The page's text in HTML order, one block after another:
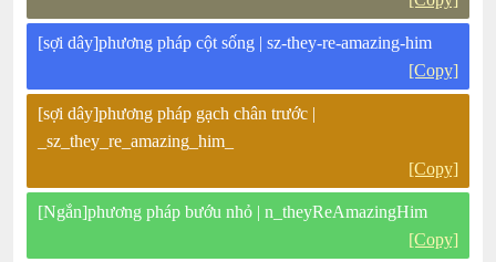
[sợi dây]phương pháp cột sống | sz-they-re-amazing-him
[Copy]
[sợi dây]phương pháp gạch chân trước |
_sz_they_re_amazing_him_
[Copy]
[Ngắn]phương pháp bướu nhỏ | n_theyReAmazingHim
[Copy]